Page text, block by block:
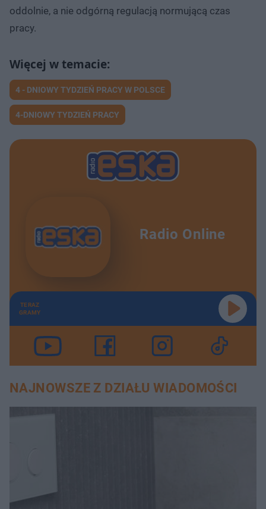
oddolnie, a nie odgórną regulacją normującą czas
pracy.
4 - DNIOWY TYDZIEŃ PRACY W POLSCE
4-DNIOWY TYDZIEŃ PRACY
Radio Online
TERAZ
GRAMY
NAJNOWSZE Z DZIAŁU WIADOMOŚCI